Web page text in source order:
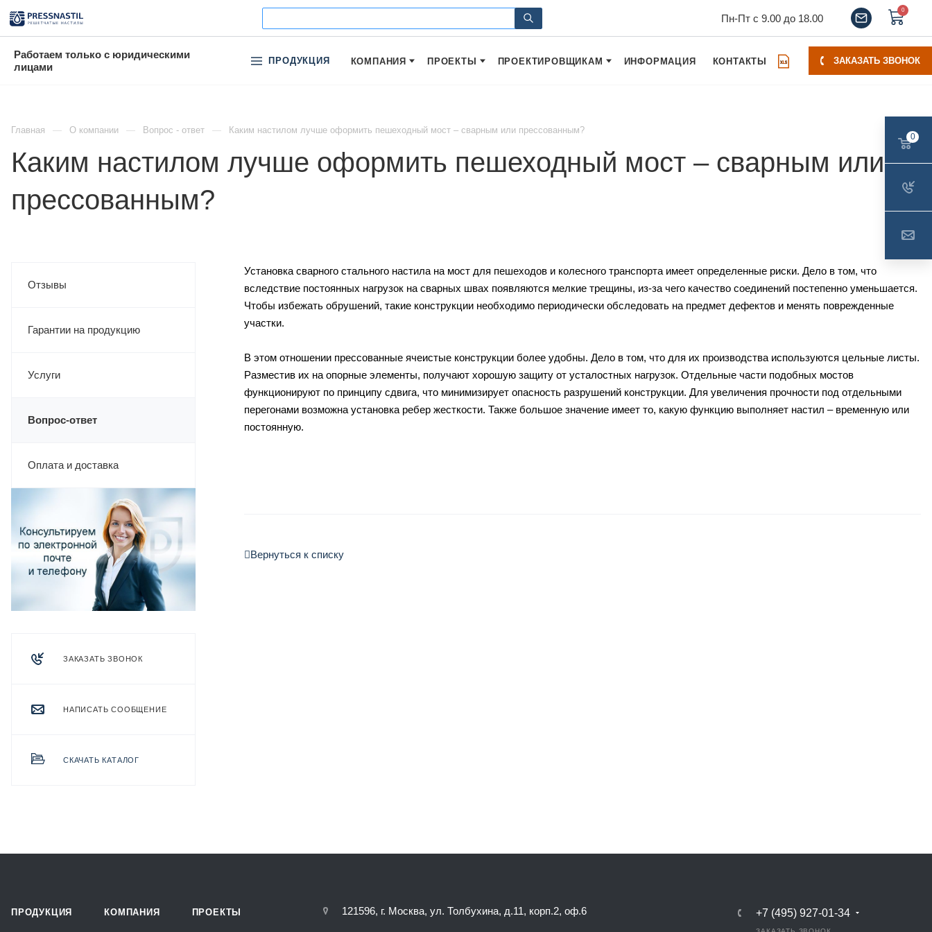
Пн-Пт с 9.00 до 18.00
0
Работаем только с юридическими
лицами
ПРОДУКЦИЯ КОМПАНИЯ ПРОЕКТЫ ПРОЕКТИРОВЩИКАМ ИНФОРМАЦИЯ КОНТАКТЫ ЗАКАЗАТЬ ЗВОНОК
Главная О компании Вопрос - ответ Каким настилом лучше оформить пешеходный мост – сварным или прессованным?
Каким настилом лучше оформить пешеходный мост – сварным или
прессованным?
Отзывы
Гарантии на продукцию
Услуги
Вопрос-ответ
Оплата и доставка
ЗАКАЗАТЬ ЗВОНОК
НАПИСАТЬ СООБЩЕНИЕ
СКАЧАТЬ КАТАЛОГ
Установка сварного стального настила на мост для пешеходов и колесного транспорта имеет определенные риски. Дело в том, что
вследствие постоянных нагрузок на сварных швах появляются мелкие трещины, из-за чего качество соединений постепенно уменьшается.
Чтобы избежать обрушений, такие конструкции необходимо периодически обследовать на предмет дефектов и менять поврежденные
участки.
В этом отношении прессованные ячеистые конструкции более удобны. Дело в том, что для их производства используются цельные листы.
Разместив их на опорные элементы, получают хорошую защиту от усталостных нагрузок. Отдельные части подобных мостов
функционируют по принципу сдвига, что минимизирует опасность разрушений конструкции. Для увеличения прочности под отдельными
перегонами возможна установка ребер жесткости. Также большое значение имеет то, какую функцию выполняет настил – временную или
постоянную.
Вернуться к списку
ПРОДУКЦИЯ КОМПАНИЯ ПРОЕКТЫ 121596, г. Москва, ул. Толбухина, д.11, корп.2, оф.6 +7 (495) 927-01-34
0